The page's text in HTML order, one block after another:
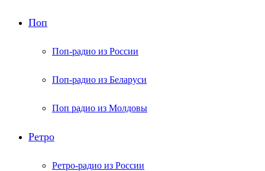
Поп
Поп-радио из России
Поп-радио из Беларуси
Поп радио из Молдовы
Ретро
Ретро-радио из России